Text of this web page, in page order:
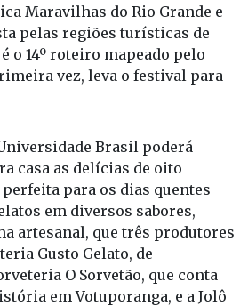
Maravilhas do Rio Grande e
pelas regiões turísticas de
o 14º roteiro mapeado pelo
vez, leva o festival para
Brasil poderá
casa as delícias de oito
para os dias quentes
em diversos sabores,
artesanal, que três produtores
Gusto Gelato, de
O Sorvetão, que conta
em Votuporanga, e a Jolô